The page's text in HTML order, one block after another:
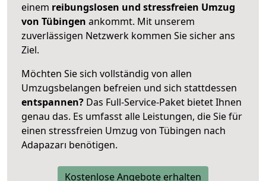
einem reibungslosen und stressfreien Umzug
von Tübingen ankommt. Mit unserem
zuverlässigen Netzwerk kommen Sie sicher ans
Ziel.
Möchten Sie sich vollständig von allen
Umzugsbelangen befreien und sich stattdessen
entspannen? Das Full-Service-Paket bietet Ihnen
genau das. Es umfasst alle Leistungen, die Sie für
einen stressfreien Umzug von Tübingen nach
Adapazarı benötigen.
Kostenlose Angebote erhalten